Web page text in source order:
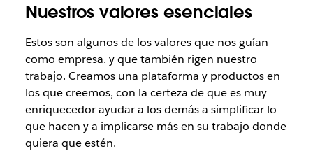
Nuestros valores esenciales
Estos son algunos de los valores que nos guían
como empresa. y que también rigen nuestro
trabajo. Creamos una plataforma y productos en
los que creemos, con la certeza de que es muy
enriquecedor ayudar a los demás a simplificar lo
que hacen y a implicarse más en su trabajo donde
quiera que estén.